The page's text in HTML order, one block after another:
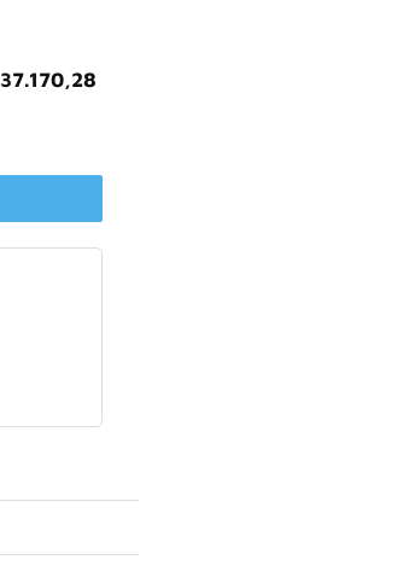
37.170,28